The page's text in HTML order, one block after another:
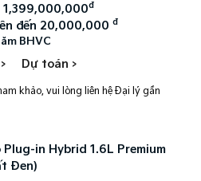
1,399,000,000đ
đến 20,000,000đ
BHVC
Dự toán >
khảo, vui lòng liên hệ Đại lý gần
Plug-in Hybrid 1.6L Premium
Đen)